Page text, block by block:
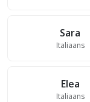
Sara
Italiaans
Elea
Italiaans